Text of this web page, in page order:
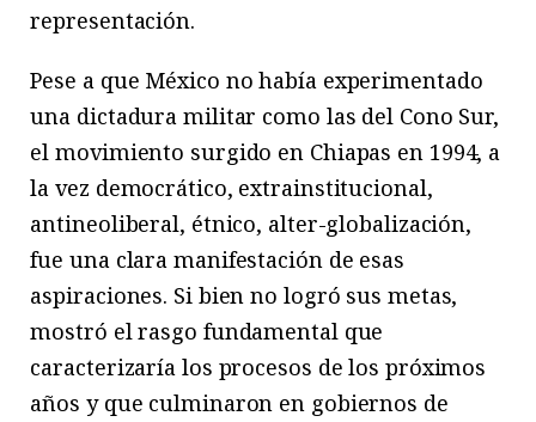
representación.
Pese a que México no había experimentado
una dictadura militar como las del Cono Sur,
el movimiento surgido en Chiapas en 1994, a
la vez democrático, extrainstitucional,
antineoliberal, étnico, alter-globalización,
fue una clara manifestación de esas
aspiraciones. Si bien no logró sus metas,
mostró el rasgo fundamental que
caracterizaría los procesos de los próximos
años y que culminaron en gobiernos de